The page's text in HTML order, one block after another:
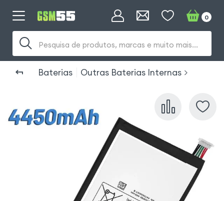
Pesquisa de produtos, marcas e muito mais...
0
Baterias Outras Baterias Internas